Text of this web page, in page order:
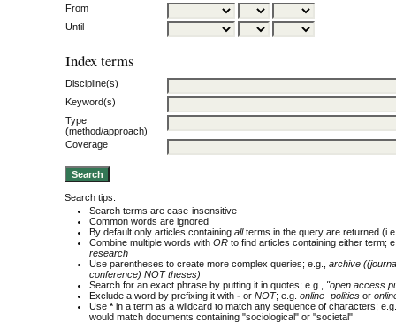
From
Until
Index terms
Discipline(s)
Keyword(s)
Type
(method/approach)
Coverage
Search tips:
Search terms are case-insensitive
Common words are ignored
By default only articles containing allterms in the query are returned
Combine multiple words with OR to find articles containing either term;
research
Use parentheses to create more complex queries; e.g., archive
conference) NOT theses)
Search for an exact phrase by putting it in quotes; e.g., "open access
Exclude a word by prefixing it with - or NOT; e.g. online -politics or
Use *in a term as a wildcard to match any sequence of characters;
would match documents containing "sociological" or "societal"